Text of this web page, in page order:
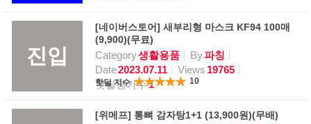
진입
[네이버스토어] 새부리형 마스크 KF94 100매
(9,900)(무료)
Category생활용품 By파칭
Date2023.07.11 Views 19765
핫딜평가수1
핫딜 지수 10
[위메프] 통뼈 감자탕1+1 (13,900원)(무배)